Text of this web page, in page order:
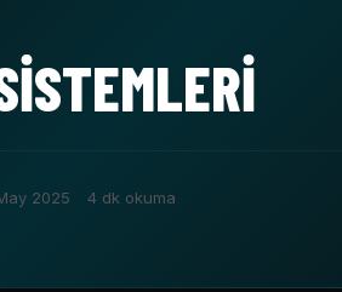
2025 4 dk okuma